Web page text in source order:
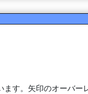
す。矢印のオーバー